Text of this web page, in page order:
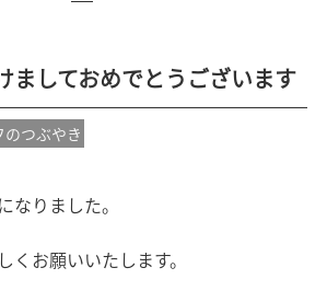
NAIL
HEADSPA
しておめでとうございます
のつぶやき
なりました。
くお願いいたします。